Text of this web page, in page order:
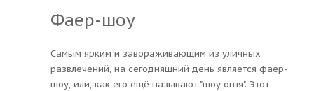
Фаер-шоу
Самым ярким и завораживающим из уличных
развлечений, на сегодняшний день является фаер-
шоу, или, как его ещё называют "шоу огня". Этот